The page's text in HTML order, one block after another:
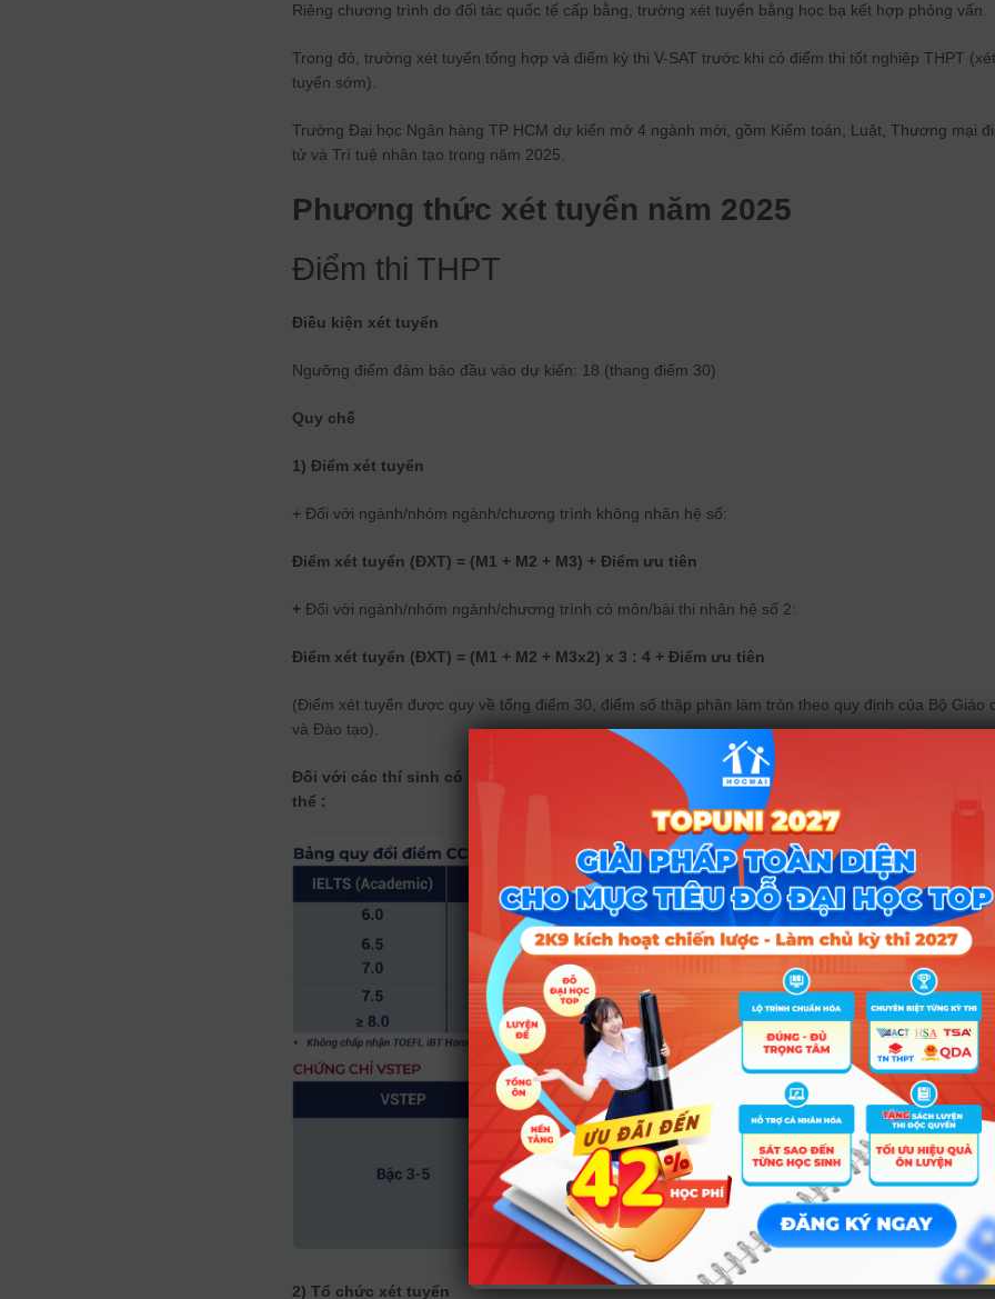
Riêng chương trình do đối tác quốc tế cấp bằng, trường xét tuyển bằng học bạ kết hợp phỏng vấn.
Trong đó, trường xét tuyển tổng hợp và điểm kỳ thi V-SAT trước khi có điểm thi tốt nghiệp THPT
tuyển sớm).
Trường Đại học Ngân hàng TP HCM dự kiến mở 4 ngành mới, gồm Kiểm toán, Luật, Thương mại
tử và Trí tuệ nhân tạo trong năm 2025.
Phương thức xét tuyển năm 2025
Điểm thi THPT
Điều kiện xét tuyển
Ngưỡng điểm đảm bảo đầu vào dự kiến: 18 (thang điểm 30)
Quy chế
1) Điểm xét tuyển
+ Đối với ngành/nhóm ngành/chương trình không nhân hệ số:
Điểm xét tuyển (ĐXT) = (M1 + M2 + M3) + Điểm ưu tiên
+Đối với ngành/nhóm ngành/chương trình có môn/bài thi nhân hệ số 2:
Điểm xét tuyển (ĐXT) = (M1 + M2 + M3x2) x 3 : 4 + Điểm ưu tiên
(Điểm xét tuyển được quy về tổng điểm 30, điểm số thập phân làm tròn theo quy định của Bộ Giáo
và Đào tạo).
Đối với các thí sinh có chứng chỉ tiếng Anh có thể miễn thi môn Tiếng Anh và quy đổi điểm.
thể :
2) Tổ chức xét tuyển